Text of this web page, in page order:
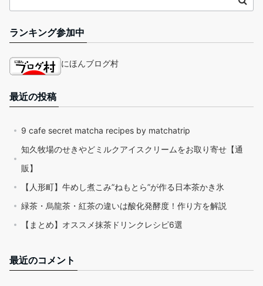
ランキング参加中
にほんブログ村
最近の投稿
9 cafe secret matcha recipes by matchatrip
知久牧場のせきやどミルクアイスクリームをお取り寄せ【通
販】
【人形町】牛めし煮こみ”ねもとら”が作る日本茶かき氷
緑茶・烏龍茶・紅茶の違いは酸化発酵度！作り方を解説
【まとめ】オススメ抹茶ドリンクレシピ6選
最近のコメント